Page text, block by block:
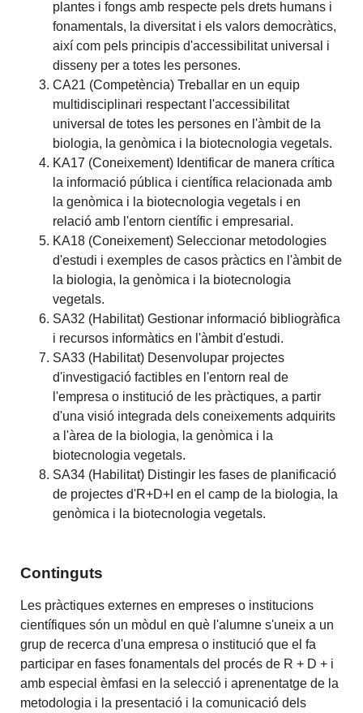
plantes i fongs amb respecte pels drets humans i
fonamentals, la diversitat i els valors democràtics,
així com pels principis d'accessibilitat universal i
disseny per a totes les persones.
CA21 (Competència) Treballar en un equip
multidisciplinari respectant l'accessibilitat
universal de totes les persones en l'àmbit de la
biologia, la genòmica i la biotecnologia vegetals.
KA17 (Coneixement) Identificar de manera crítica
la informació pública i científica relacionada amb
la genòmica i la biotecnologia vegetals i en
relació amb l'entorn científic i empresarial.
KA18 (Coneixement) Seleccionar metodologies
d'estudi i exemples de casos pràctics en l'àmbit de
la biologia, la genòmica i la biotecnologia
vegetals.
SA32 (Habilitat) Gestionar informació bibliogràfica
i recursos informàtics en l'àmbit d'estudi.
SA33 (Habilitat) Desenvolupar projectes
d'investigació factibles en l'entorn real de
l'empresa o institució de les pràctiques, a partir
d'una visió integrada dels coneixements adquirits
a l'àrea de la biologia, la genòmica i la
biotecnologia vegetals.
SA34 (Habilitat) Distingir les fases de planificació
de projectes d'R+D+I en el camp de la biologia, la
genòmica i la biotecnologia vegetals.
Continguts
Les pràctiques externes en empreses o institucions
científiques són un mòdul en què l'alumne s'uneix a un
grup de recerca d'una empresa o institució que el fa
participar en fases fonamentals del procés de R + D + i
amb especial èmfasi en la selecció i aprenentatge de la
metodologia i la presentació i la comunicació dels